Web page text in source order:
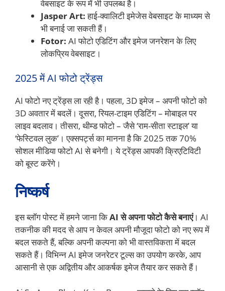
वेबसाइट के रूप में भी उपलब्ध है।
Jasper Art:हाई-क्वालिटी इमेजेस वेबसाइट के माध्यम से
भी बनाई जा सकती हैं।
Fotor: AI फोटो एडिटिंग और इमेज जनरेशन के लिए
लोकप्रिय वेबसाइट।
2025 में AI फोटो ट्रेंड्स
AI फोटो नए ट्रेंड्स ला रही है। पहला, 3D इमेज – अपनी फोटो को
3D अवतार में बदलें। दूसरा, रियल-टाइम एडिटिंग – मोबाइल पर
लाइव बदलाव। तीसरा, थीम्ड फोटो – जैसे ‘राम-सीता स्टाइल’ या
‘फेस्टिवल लुक’। एक्सपर्ट्स का मानना है कि 2025 तक 70%
सोशल मीडिया फोटो AI से बनेगी। ये ट्रेंड्स आपकी क्रिएटिविटी
को बूस्ट करेंगे।
निष्कर्ष
इस ब्लॉग पोस्ट में हमने जाना किAI से अपना फोटो कैसे बनाएं। AI
तकनीक की मदद से आप न केवल अपनी मौजूदा फोटो को नए रूप में
बदल सकते हैं, बल्कि अपनी कल्पना को भी वास्तविकता में बदल
सकते हैं। विभिन्न AI इमेज जनरेटर टूल्स का उपयोग करके, आप
आसानी से एक अद्वितीय और आकर्षक इमेज तैयार कर सकते हैं।